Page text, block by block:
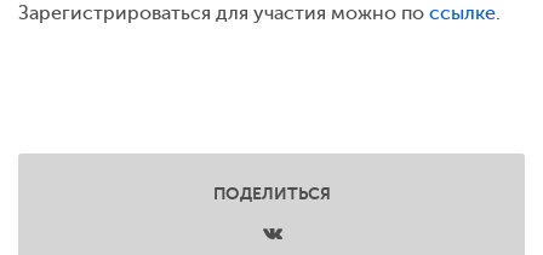
Зарегистрироваться для участия можно по ссылке.
ПОДЕЛИТЬСЯ